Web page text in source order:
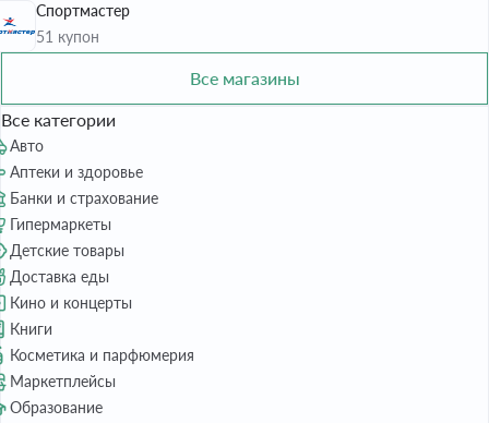
Спортмастер
51 купон
Все магазины
Все категории
Авто
Аптеки и здоровье
Банки и страхование
Гипермаркеты
Детские товары
Доставка еды
Кино и концерты
Книги
Косметика и парфюмерия
Маркетплейсы
Образование